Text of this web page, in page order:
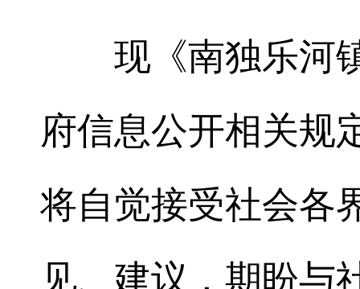
现《南独乐河
府信息公开相关规
将自觉接受社会各
见、建议，期盼与